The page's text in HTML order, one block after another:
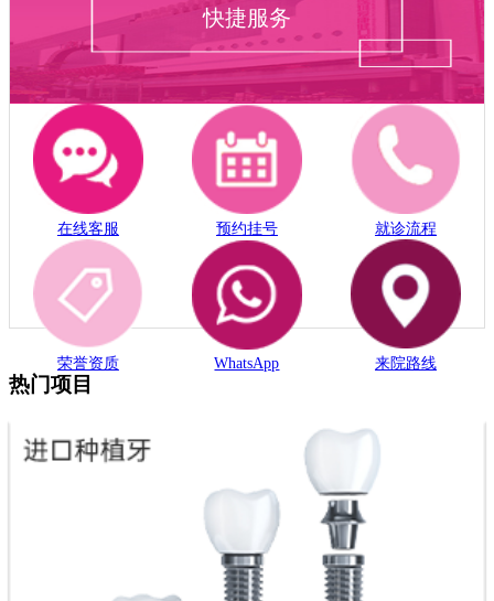
快捷服务
在线客服 预约挂号 就诊流程
荣誉资质 WhatsApp 来院路线
热门项目